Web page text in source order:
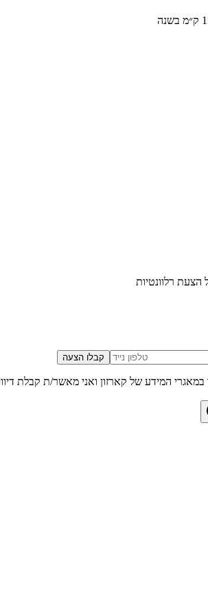
הצעת רלוונטיות
קבלו הצעה
המידע של קארזון ואני מאשר/ת קבלת